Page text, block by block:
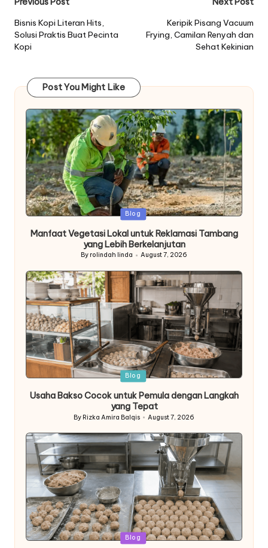
navigation
Bisnis Kopi Literan Hits,
Solusi Praktis Buat Pecinta
Kopi
Keripik Pisang Vacuum
Frying, Camilan Renyah dan
Sehat Kekinian
Post You Might Like
Posted
Blog
Manfaat Vegetasi Lokal untuk Reklamasi Tambang
yang Lebih Berkelanjutan
Posted
By rolindah linda August 7, 2026
Posted
Blog
Usaha Bakso Cocok untuk Pemula dengan Langkah
yang Tepat
Posted
By Rizka Amira Balqis August 7, 2026
Posted
Blog